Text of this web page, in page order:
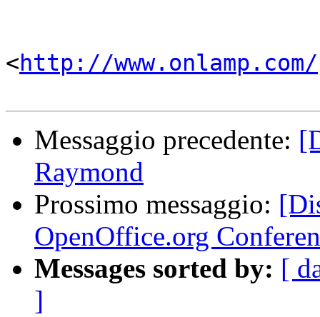
<http://
Messaggio precedente:
Raymond
Prossimo messaggio:
OpenOffice.org
Messages sorted by: [
]